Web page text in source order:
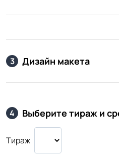
3 Дизайн макета
4 Выберите тираж и
Тираж